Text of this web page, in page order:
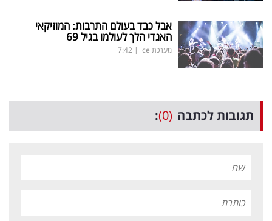
אבל כבד בעולם התרבות: המוזיקאי
האגדי הלך לעולמו בגיל 69
מערכת ice |
7:42
תגובות לכתבה (0)
: